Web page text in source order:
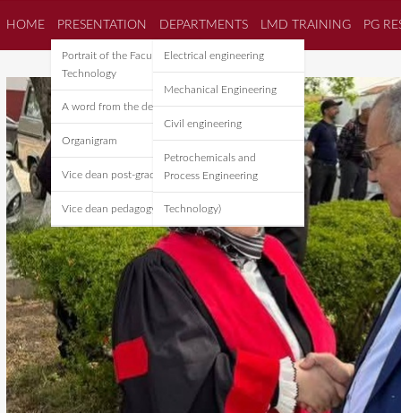
HOME PRESENTATION
Portrait of the Faculty of
Technology
A word from the dean
Organigram
Vice dean post-graduate
Vice dean pedagogy
DEPARTMENTS
Electrical engineering
Mechanical Engineering
Civil engineering
Petrochemicals and
Process Engineering
Technology)
LMD TRAINING PG